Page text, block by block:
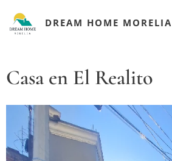
DREAM HOME MORELIA
Casa en El Realito